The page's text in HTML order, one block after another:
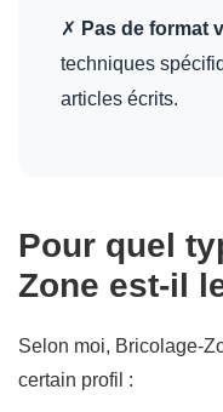
✗ Pas de format
techniques
articles écrits.
Pour quel
Zone est-il
Selon moi, Bricolage-
certain profil :